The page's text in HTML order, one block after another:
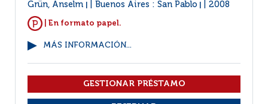
Grün, Anselm Buenos Aires : San Pablo 2008
| En formato papel.
MÁS INFORMACIÓN...